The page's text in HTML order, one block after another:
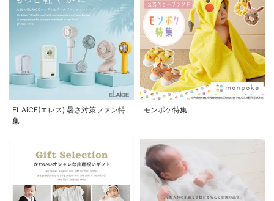
ELAiCE(エレス) 暑さ対策ファン特
集
モンポケ特集